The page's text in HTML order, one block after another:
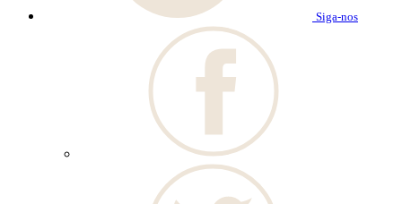
Siga-nos